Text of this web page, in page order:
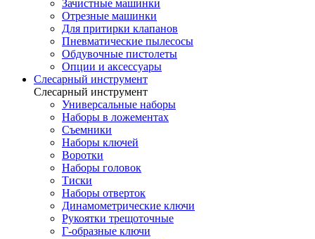
Зачистные машинки
Отрезные машинки
Для притирки клапанов
Пневматические пылесосы
Обдувочные пистолеты
Опции и аксессуары
Слесарный инструмент
Слесарный инструмент
Универсальные наборы
Наборы в ложементах
Съемники
Наборы ключей
Воротки
Наборы головок
Тиски
Наборы отверток
Динамометрические ключи
Рукоятки трещоточные
Г-образные ключи